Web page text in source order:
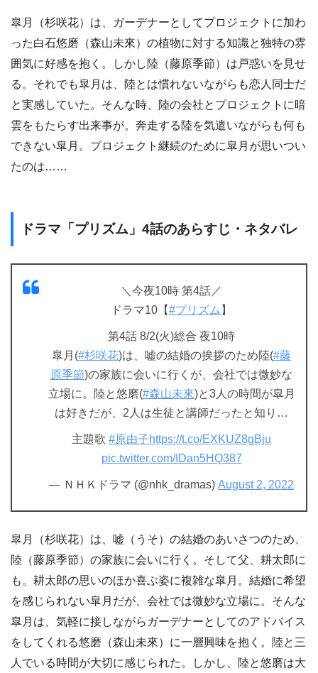
皐月（杉咲花）は、ガーデナーとしてプロジェクトに加わ
った白石悠磨（森山未來）の植物に対する知識と独特の雰
囲気に好感を抱く。しかし陸（藤原季節）は戸惑いを見せ
る。それでも皐月は、陸とは慣れないながらも恋人同士だ
と実感していた。そんな時、陸の会社とプロジェクトに暗
雲をもたらす出来事が。奔走する陸を気遣いながらも何も
できない皐月。プロジェクト継続のために皐月が思いつい
たのは……
ドラマ「プリズム」4話のあらすじ・ネタバレ
＼今夜10時 第4話／
ドラマ10【#プリズム 】
第4話 8/2(火)総合 夜10時
皐月(#杉咲花)は、嘘の結婚の挨拶のため陸(#藤
原季節)の家族に会いに行くが、会社では微妙な
立場に。陸と悠磨(#森山未來)と3人の時間が皐月
は好きだが、2人は生徒と講師だったと知り…
主題歌 #原由子https://t.co/EXKUZ8gBju
pic.twitter.com/IDan5HQ387
— ＮＨＫドラマ (@nhk_dramas) August 2, 2022
皐月（杉咲花）は、嘘（うそ）の結婚のあいさつのため、
陸（藤原季節）の家族に会いに行く。そして父、耕太郎に
も。耕太郎の思いのほか喜ぶ姿に複雑な皐月。結婚に希望
を感じられない皐月だが、会社では微妙な立場に。そんな
皐月は、気軽に接しながらガーデナーとしてのアドバイス
をしてくれる悠磨（森山未來）に一層興味を抱く。陸と三
人でいる時間が大切に感じられた。しかし、陸と悠磨は大